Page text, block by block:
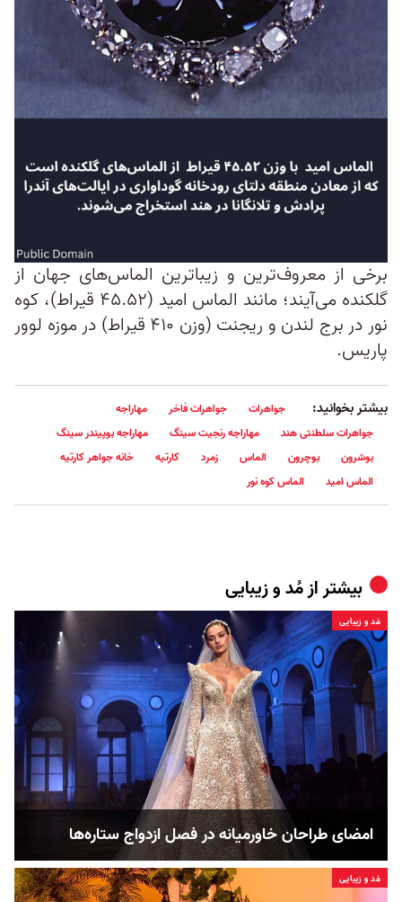
برخی از معروف‌ترین و زیباترین الماس‌های جهان از
گلکنده می‌آیند؛ مانند الماس امید (۴۵.۵۲ قیراط)، کوه
نور در برج لندن و ریجنت (وزن ۴۱۰ قیراط) در موزه لوور
پاریس.
بیشتر بخوانید: جواهرات جواهرات فاخر
مهاراجه
جواهرات سلطنتی هند
مهاراجه رنجیت سینگ
مهاراجه بوپیندر سینگ
بوشرون
بوچرون الماس زمرد کارتیه
خانه جواهر کارتیه
الماس امید
الماس کوه نور
بیشتر ازمُد و زیبایی
مُد و زیبایی
امضای طراحان خاورمیانه در فصل ازدواج ستاره‌ها
مُد و زیبایی